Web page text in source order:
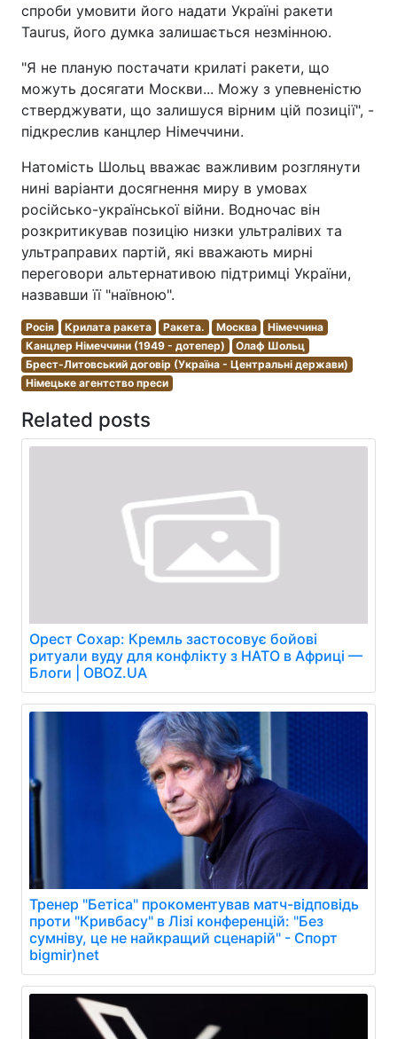
спроби умовити його надати Україні ракети
Taurus, його думка залишається незмінною.
"Я не планую постачати крилаті ракети, що
можуть досягати Москви... Можу з упевненістю
стверджувати, що залишуся вірним цій позиції", -
підкреслив канцлер Німеччини.
Натомість Шольц вважає важливим розглянути
нині варіанти досягнення миру в умовах
російсько-української війни. Водночас він
розкритикував позицію низки ультралівих та
ультраправих партій, які вважають мирні
переговори альтернативою підтримці України,
назвавши її "наївною".
Росія Крилата ракета Ракета. Москва
Німеччина
Канцлер Німеччини (1949 - дотепер)
Олаф Шольц
Брест-Литовський договір (Україна - Центральні держави)
Німецьке агентство преси
Related posts
Орест Сохар: Кремль застосовує бойові
ритуали вуду для конфлікту з НАТО в Африці —
Блоги | OBOZ.UA
Тренер "Бетіса" прокоментував матч-відповідь
проти "Кривбасу" в Лізі конференцій: "Без
сумніву, це не найкращий сценарій" - Спорт
bigmir)net